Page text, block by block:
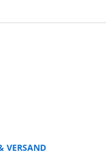
VERSAND